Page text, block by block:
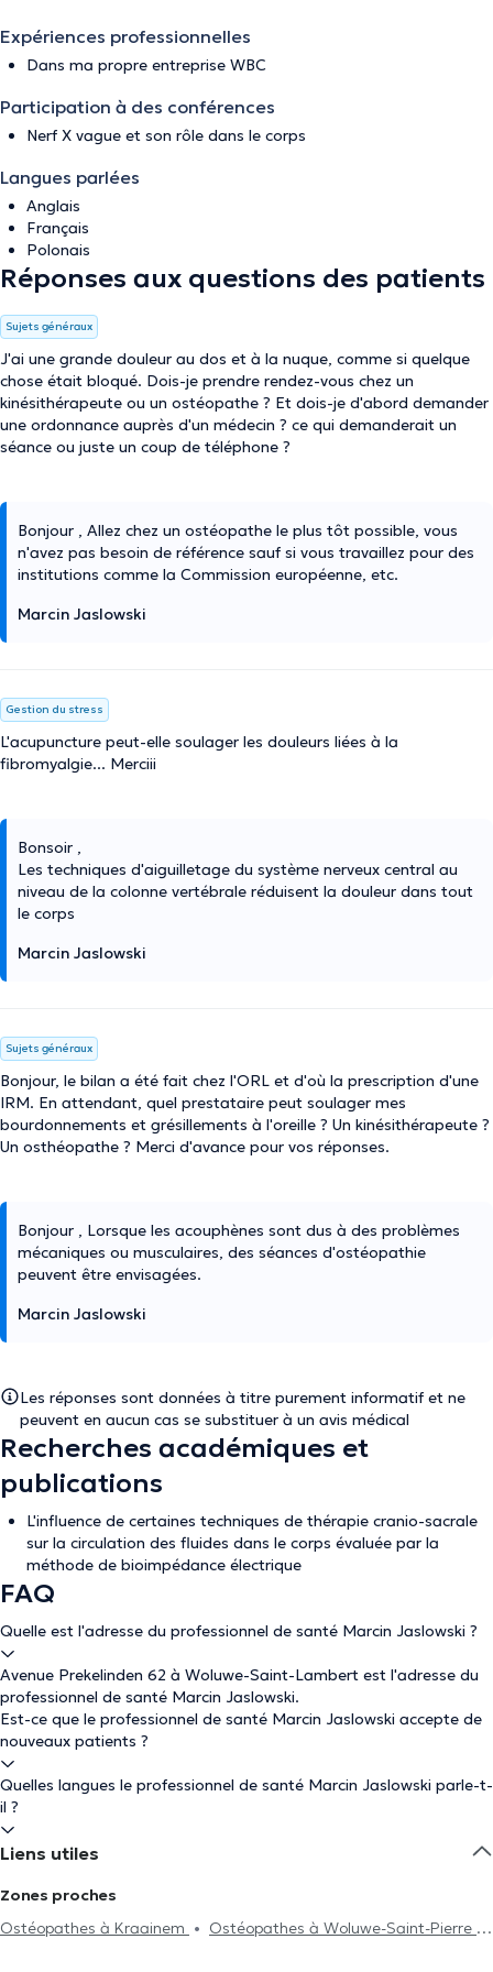
Expériences professionnelles
Dans ma propre entreprise WBC
Participation à des conférences
Nerf X vague et son rôle dans le corps
Langues parlées
Anglais
Français
Polonais
Réponses aux questions des patients
Sujets généraux
J'ai une grande douleur au dos et à la nuque, comme si quelque
chose était bloqué. Dois-je prendre rendez-vous chez un
kinésithérapeute ou un ostéopathe ? Et dois-je d'abord demander
une ordonnance auprès d'un médecin ? ce qui demanderait un
séance ou juste un coup de téléphone ?
Bonjour , Allez chez un ostéopathe le plus tôt possible, vous
n'avez pas besoin de référence sauf si vous travaillez pour des
institutions comme la Commission européenne, etc.
Marcin Jaslowski
Gestion du stress
L'acupuncture peut-elle soulager les douleurs liées à la
fibromyalgie... Merciii
Bonsoir ,
Les techniques d'aiguilletage du système nerveux central au
niveau de la colonne vertébrale réduisent la douleur dans tout
le corps
Marcin Jaslowski
Sujets généraux
Bonjour, le bilan a été fait chez l'ORL et d'où la prescription d'une
IRM. En attendant, quel prestataire peut soulager mes
bourdonnements et grésillements à l'oreille ? Un kinésithérapeute ?
Un osthéopathe ? Merci d'avance pour vos réponses.
Bonjour , Lorsque les acouphènes sont dus à des problèmes
mécaniques ou musculaires, des séances d'ostéopathie
peuvent être envisagées.
Marcin Jaslowski
Les réponses sont données à titre purement informatif et ne
peuvent en aucun cas se substituer à un avis médical
Recherches académiques et
publications
L'influence de certaines techniques de thérapie cranio-sacrale
sur la circulation des fluides dans le corps évaluée par la
méthode de bioimpédance électrique
FAQ
Quelle est l'adresse du professionnel de santé Marcin Jaslowski ?
Avenue Prekelinden 62 à Woluwe-Saint-Lambert est l'adresse du
professionnel de santé Marcin Jaslowski.
Est-ce que le professionnel de santé Marcin Jaslowski accepte de
nouveaux patients ?
Quelles langues le professionnel de santé Marcin Jaslowski parle-t-
il ?
Liens utiles
Zones proches
Ostéopathes à Kraainem
Ostéopathes à Woluwe-Saint-Pierre